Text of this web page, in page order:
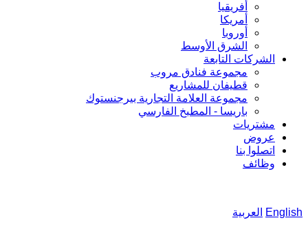
أفريقيا
أمريكا
أوروبا
الشرق الأوسط
الشركات التابعة
مجموعة فنادق مروب
قطيفان للمشاريع
مجموعة العلامة التجارية بيرجنستوك
باريسا - المطبخ الفارسي
مشتريات
عروض
اتصلوا بنا
وظائف
English العربية